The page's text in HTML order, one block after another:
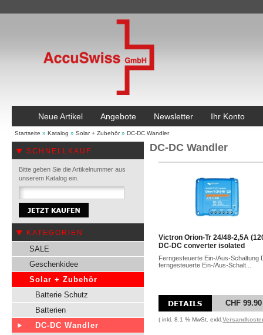
Neue Artikel Angebote Newsletter Ihr Konto
Startseite » Katalog » Solar + Zubehör» DC-DC Wandler
SCHNELLKAUF
Bitte geben Sie die Artikelnummer aus
unserem Katalog ein.
KATEGORIEN
SALE
Geschenkidee
Solar + Zubehör
Batterie Schutz
Batterien
DC-DC Wandler
DC-DC Wandler
Victron Orion-Tr 24/48-2,5A
DC-DC converter isolated
Ferngesteuerte Ein-/Aus-Schaltung
ferngesteuerte Ein-/Aus-Schalt...
CHF 99.90
( inkl. 8.1 % MwSt. exkl.